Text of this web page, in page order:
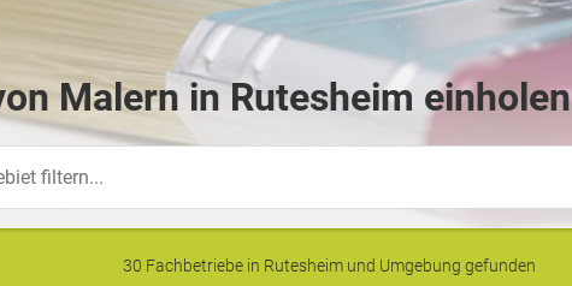
Malern in Rutesheim einholen
30 Fachbetriebe in Rutesheim und Umgebung gefunden